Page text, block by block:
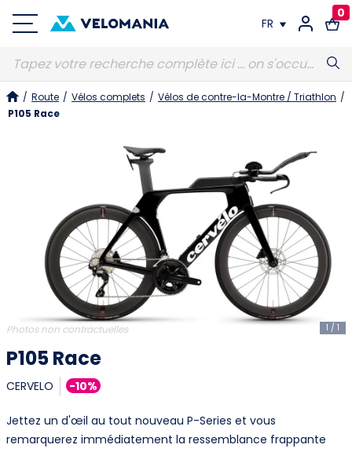
FR
FR
DE
0
/ Route / Vélos complets / Vélos de contre-la-Montre / Triathlon /
P105 Race
1 / 1
Photos non contractuelles
P105 Race
CERVELO -10%
Jettez un d'œil au tout nouveau P-Series et vous
remarquerez immédiatement la ressemblance frappante